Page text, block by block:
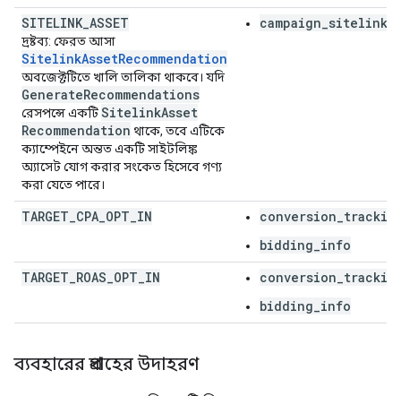
SITELINK ASSET
দ্রষ্টব্য: ফেরত আসা
SitelinkAssetRecommendation
অবজেক্টটিতে খালি তালিকা থাকবে। যদি
GenerateRecommendations
রেসপন্সে একটিSitelinkAsset
Recommendation থাকে, তবে এটিকে
ক্যাম্পেইনে অন্তত একটি সাইটলিঙ্ক
অ্যাসেট যোগ করার সংকেত হিসেবে গণ্য
করা যেতে পারে।
TARGET CPA OPT IN
bidding_info
TARGET ROAS OPT IN
bidding_info
ব্যবহারের প্রবাহের উদাহরণ